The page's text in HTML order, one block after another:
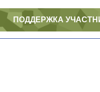
ПОДДЕРЖКА